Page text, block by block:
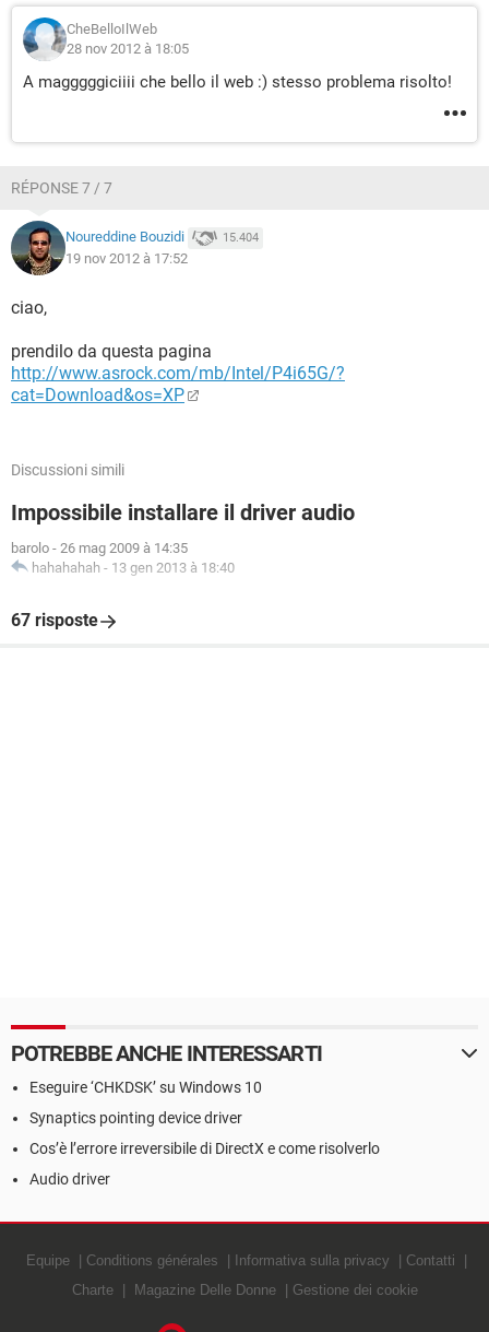
CheBelloIlWeb
28 nov 2012 à 18:05
A magggggiciiii che bello il web :) stesso problema risolto!
RÉPONSE 7 / 7
Noureddine Bouzidi 15.404
19 nov 2012 à 17:52
ciao,
prendilo da questa pagina
http://www.asrock.com/mb/Intel/P4i65G/?
cat=Download&os=XP
Discussioni simili
Impossibile installare il driver audio
barolo - 26 mag 2009 à 14:35
hahahahah - 13 gen 2013 à 18:40
67 risposte
POTREBBE ANCHE INTERESSARTI
Eseguire ‘CHKDSK’ su Windows 10
Synaptics pointing device driver
Cos’è l’errore irreversibile di DirectX e come risolverlo
Audio driver
Equipe Conditions générales Informativa sulla privacy
Contatti
Charte
Magazine Delle Donne Gestione dei cookie